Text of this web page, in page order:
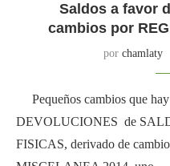
Saldos a favor
cambios por
por chamlaty
Pequeños cambios que hay
DEVOLUCIONES de
FISICAS, derivado de